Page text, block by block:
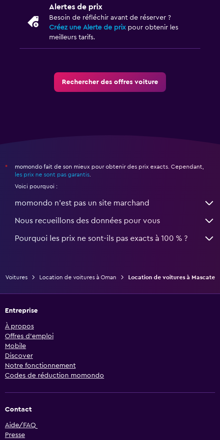
Alertes de prix
Besoin de réfléchir avant de réserver ?
Créez une Alerte de prixpour obtenir les
meilleurs tarifs.
Rechercher des offres voiture
*
momondo fait de son mieux pour obtenir des prix exacts. Cependant,
les prix ne sont pas garantis
Voici pourquoi :
momondo n'est pas un site marchand
Nous recueillons des données pour vous
Pourquoi les prix ne sont-ils pas exacts à 100 % ?
Voitures Location de voitures à Oman Location de voitures à Mascate
Entreprise
À propos
Offres d’emploi
Mobile
Discover
Notre fonctionnement
Codes de réduction momondo
Contact
Aide/FAQ
Presse